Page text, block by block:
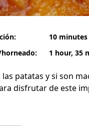
10 minutes
1 hour, 35
las patatas y si son
disfrutar de este